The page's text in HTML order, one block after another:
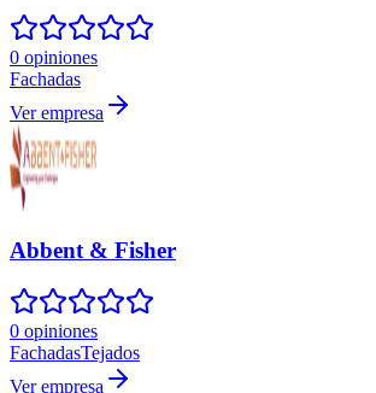
0 opiniones
Fachadas
Ver empresa
Abbent & Fisher
0 opiniones
FachadasTejados
Ver empresa